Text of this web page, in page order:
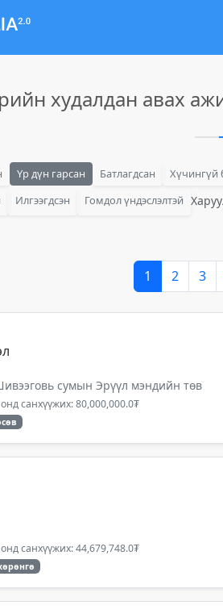
худалдан авах
Үр дүн гарсан Батлагдсан Хүчингүй
Илгээгдсэн Гомдол үндэслэлтэй
1 2 3
сумын Эрүүл мэндийн төв
санхүүжих: 80,000,000.0₮
санхүүжих: 44,679,748.0₮